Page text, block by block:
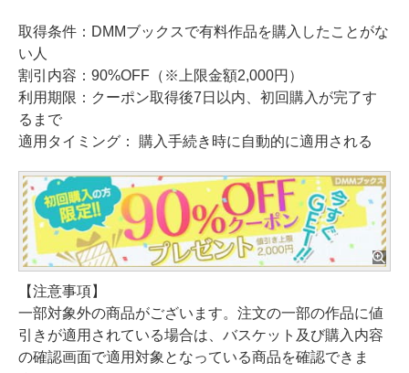
取得条件：DMMブックスで有料作品を購入したことがな
い人
割引内容：90%OFF（※上限金額2,000円）
利用期限：クーポン取得後7日以内、初回購入が完了す
るまで
適用タイミング： 購入手続き時に自動的に適用される
【注意事項】
一部対象外の商品がございます。注文の一部の作品に値
引きが適用されている場合は、バスケット及び購入内容
の確認画面で適用対象となっている商品を確認できま